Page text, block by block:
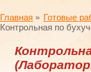
Главная
Готовые
Контрольная по